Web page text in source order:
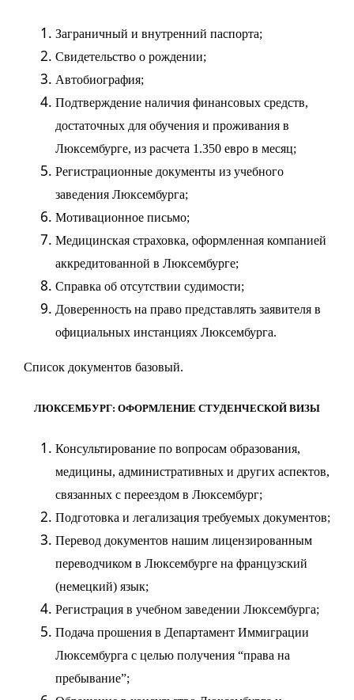
Заграничный и внутренний паспорта;
Свидетельство о рождении;
Автобиография;
Подтверждение наличия финансовых средств,
достаточных для обучения и проживания в
Люксембурге, из расчета 1.350 евро в месяц;
Регистрационные документы из учебного
заведения Люксембурга;
Мотивационное письмо;
Медицинская страховка, оформленная компанией
аккредитованной в Люксембурге;
Справка об отсутствии судимости;
Доверенность на право представлять заявителя в
официальных инстанциях Люксембурга.
Список документов базовый.
ЛЮКСЕМБУРГ: ОФОРМЛЕНИЕ СТУДЕНЧЕСКОЙ ВИЗЫ
Консультирование по вопросам образования,
медицины, административных и других аспектов,
связанных с переездом в Люксембург;
Подготовка и легализация требуемых документов;
Перевод документов нашим лицензированным
переводчиком в Люксембурге на французский
(немецкий) язык;
Регистрация в учебном заведении Люксембурга;
Подача прошения в Департамент Иммиграции
Люксембурга с целью получения “права на
пребывание”;